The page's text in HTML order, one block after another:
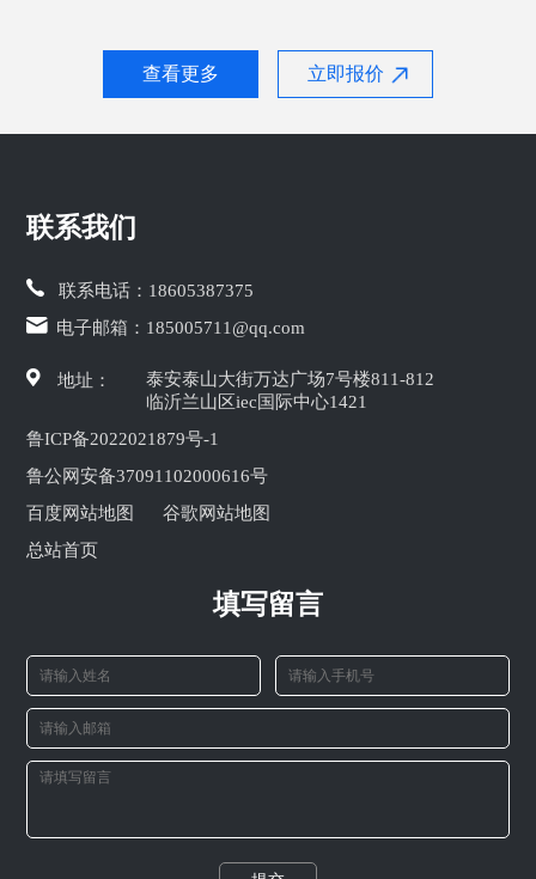
查看更多 立即报价
联系我们
联系电话： 18605387375
电子邮箱： 185005711@qq.com
地址：
泰安泰山大街万达广场7号楼811-812
临沂兰山区iec国际中心1421
鲁ICP备2022021879号-1
鲁公网安备37091102000616号
百度网站地图
谷歌网站地图
总站首页
填写留言